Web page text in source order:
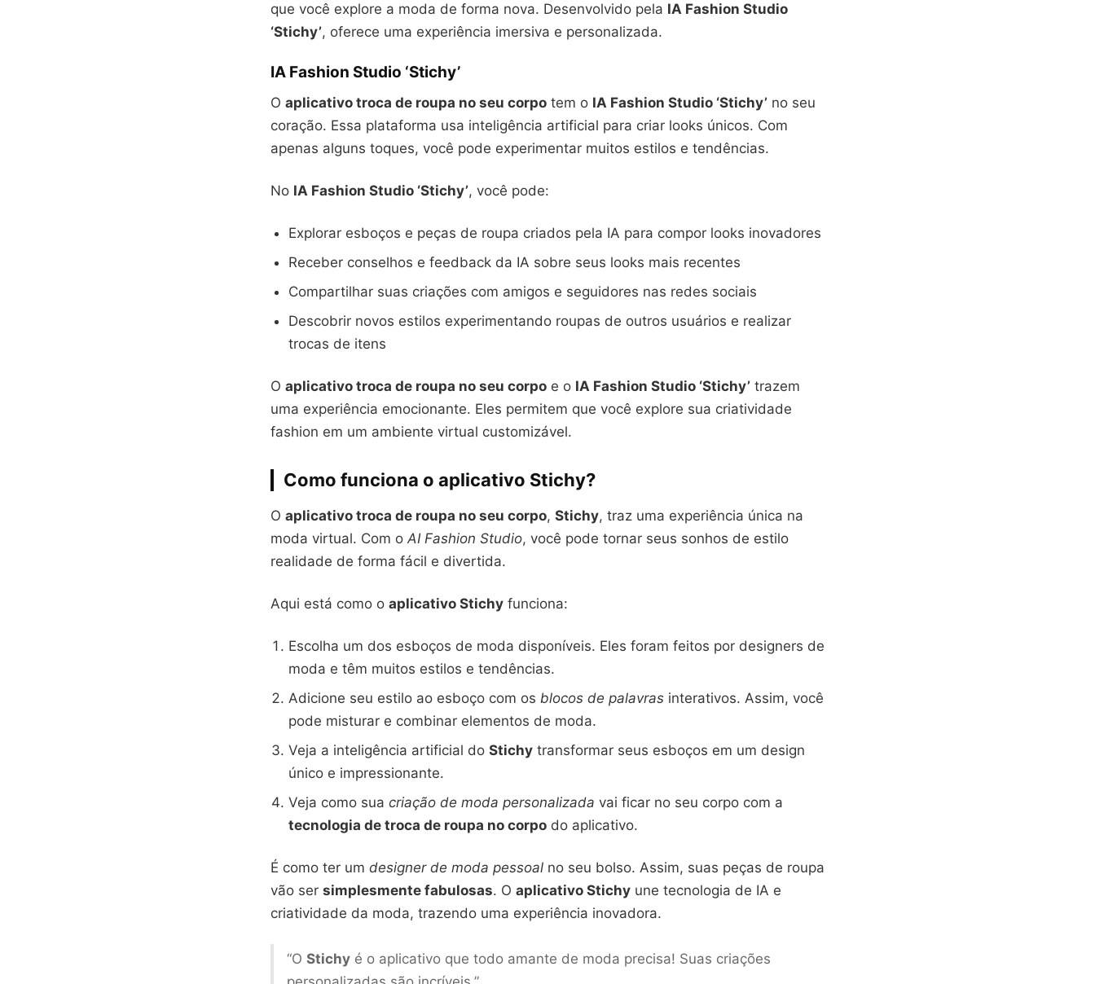
que você explore a moda de forma nova. Desenvolvido pela IA Fashion Studio
‘Stichy’, oferece uma experiência imersiva e personalizada.
IA Fashion Studio ‘Stichy’
O aplicativo troca de roupa no seu corpo tem o IA Fashion Studio ‘Stichy’ no seu
coração. Essa plataforma usa inteligência artificial para criar looks únicos. Com
apenas alguns toques, você pode experimentar muitos estilos e tendências.
No IA Fashion Studio ‘Stichy’, você pode:
Explorar esboços e peças de roupa criados pela IA para compor looks inovadores
Receber conselhos e feedback da IA sobre seus looks mais recentes
Compartilhar suas criações com amigos e seguidores nas redes sociais
Descobrir novos estilos experimentando roupas de outros usuários e realizar
trocas de itens
O aplicativo troca de roupa no seu corpo e o IA Fashion Studio ‘Stichy’ trazem
uma experiência emocionante. Eles permitem que você explore sua criatividade
fashion em um ambiente virtual customizável.
Como funciona o aplicativo Stichy?
O aplicativo troca de roupa no seu corpo, Stichy, traz uma experiência única na
moda virtual. Com o AI Fashion Studio, você pode tornar seus sonhos de estilo
realidade de forma fácil e divertida.
Aqui está como o aplicativo Stichy funciona:
Escolha um dos esboços de moda disponíveis. Eles foram feitos por designers de
moda e têm muitos estilos e tendências.
Adicione seu estilo ao esboço com os blocos de palavras interativos. Assim, você
pode misturar e combinar elementos de moda.
Veja a inteligência artificial do Stichy transformar seus esboços em um design
único e impressionante.
Veja como sua criação de moda personalizada vai ficar no seu corpo com a
tecnologia de troca de roupa no corpo do aplicativo.
É como ter um designer de moda pessoal no seu bolso. Assim, suas peças de roupa
vão ser simplesmente fabulosas. O aplicativo Stichy une tecnologia de IA e
criatividade da moda, trazendo uma experiência inovadora.
“O Stichy é o aplicativo que todo amante de moda precisa! Suas criações